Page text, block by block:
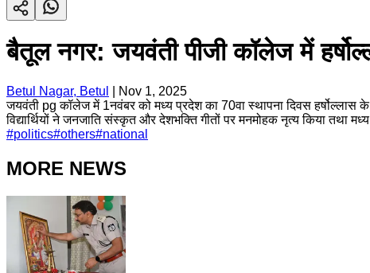
बैतूल नगर: जयवंती पीजी कॉलेज में
Betul Nagar, Betul
Nov 1, 2025
जयवंती pg कॉलेज में 1नवंबर को मध्य प्रदेश का 70वा स्थापना दिवस हर्षोल्लास
विद्यार्थियों ने जनजाति संस्कृत और देशभक्ति गीतों पर मनमोहक नृत्य किया तथा
#politics#others#national
MORE NEWS